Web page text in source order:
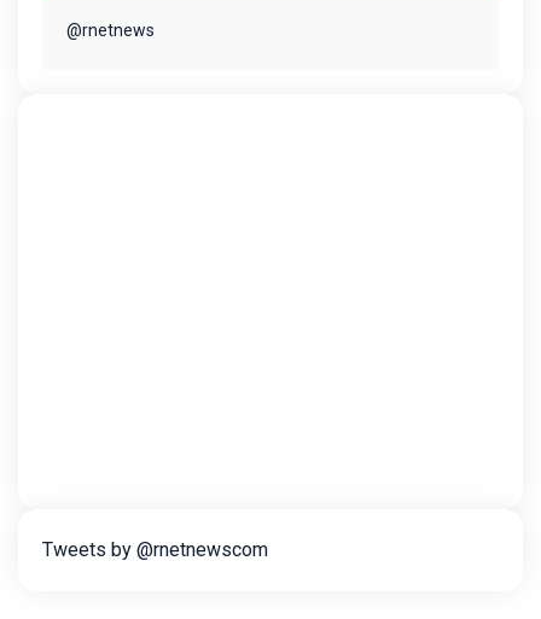
@rnetnews
Tweets by @rnetnewscom